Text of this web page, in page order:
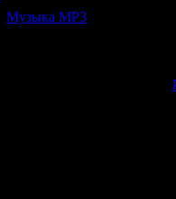
Музыка МР3